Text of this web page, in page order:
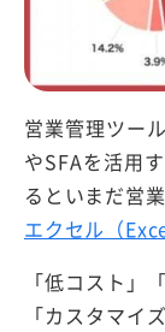
営業管理ツー
やSFAを活用
るといまだ営
エクセル（
「低コスト」
「カスタマイ